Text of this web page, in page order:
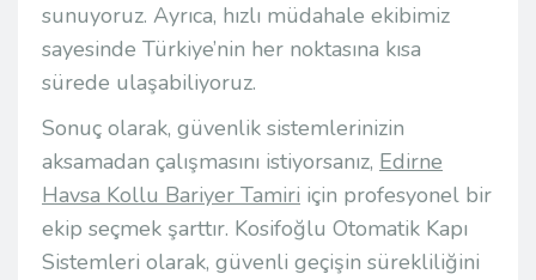
sunuyoruz. Ayrıca, hızlı müdahale ekibimiz
sayesinde Türkiye’nin her noktasına kısa
sürede ulaşabiliyoruz.
Sonuç olarak, güvenlik sistemlerinizin
aksamadan çalışmasını istiyorsanız, Edirne
Havsa Kollu Bariyer Tamiri için profesyonel bir
ekip seçmek şarttır. Kosifoğlu Otomatik Kapı
Sistemleri olarak, güvenli geçişin sürekliliğini